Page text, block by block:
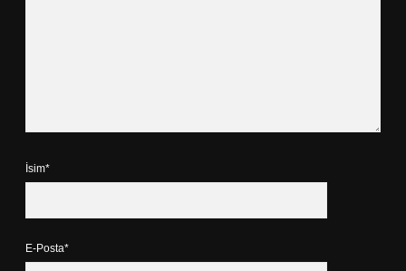
İsim*
E-Posta*